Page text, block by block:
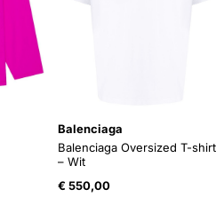
Balenciaga
Balenciaga Oversized T-shirt
– Wit
€ 550,00